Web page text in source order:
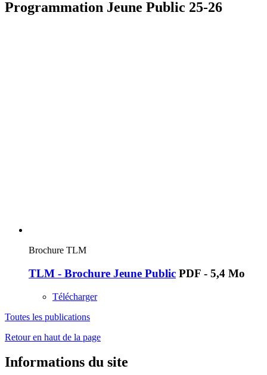
Programmation Jeune Public 25-26
Brochure TLM
TLM - Brochure Jeune Public PDF - 5,4 Mo
Télécharger
Toutes les publications
Retour en haut de la page
Informations du site